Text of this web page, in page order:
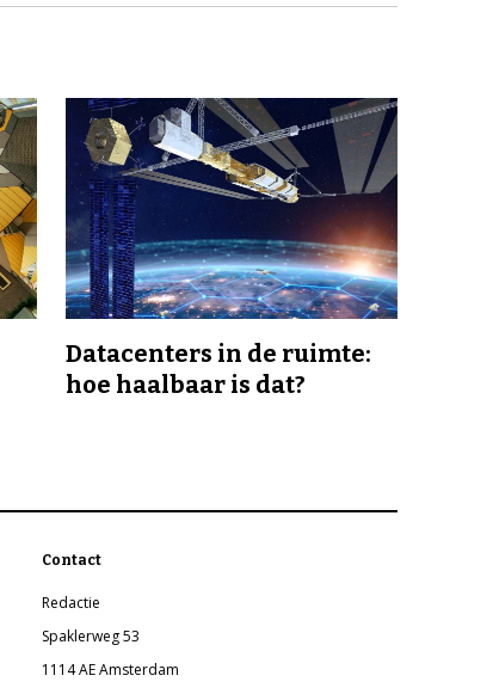
Datacenters in de ruimte:
hoe haalbaar is dat?
Contact
Redactie
Spaklerweg 53
1114 AE Amsterdam